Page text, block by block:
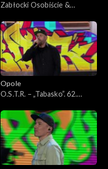
Zabłocki Osobiście &
62. KFPP: Koncert
„Premiery”
Opole
O.S.T.R. – „Tabasko”. 62.
Jedno podwórko”